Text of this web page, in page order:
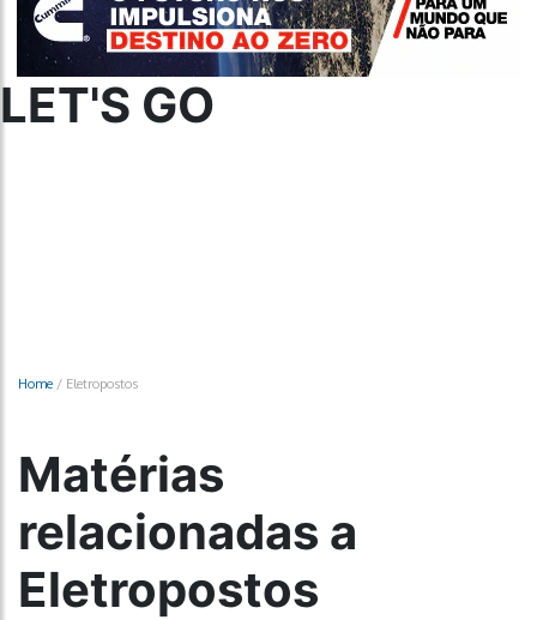
LET'S GO
Home / Eletropostos
Matérias
relacionadas a
Eletropostos